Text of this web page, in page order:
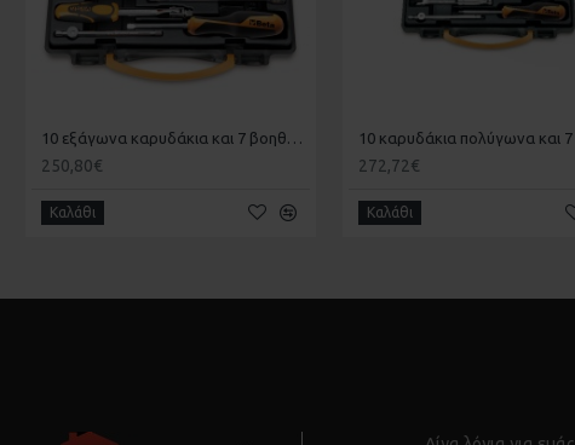
10 εξάγωνα καρυδάκια και 7 βοηθητικά εξαρτήματα 1/4 BETA 009000981
250,80€
Καλάθι
272,72€
Καλάθι